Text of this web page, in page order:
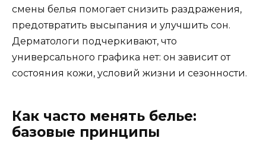
смены белья помогает снизить раздражения,
предотвратить высыпания и улучшить сон.
Дерматологи подчеркивают, что
универсального графика нет: он зависит от
состояния кожи, условий жизни и сезонности.
Как часто менять белье:
базовые принципы